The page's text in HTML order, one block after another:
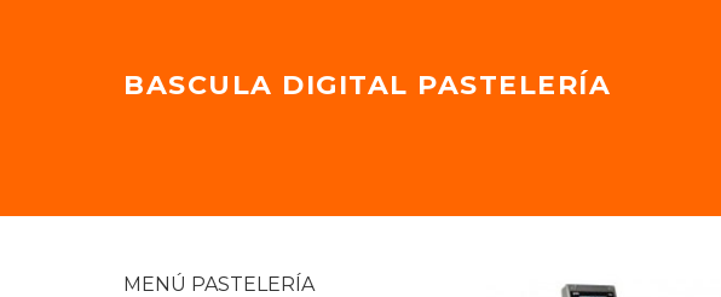
BASCULA DIGITAL PASTELERÍA
MENÚ PASTELERÍA